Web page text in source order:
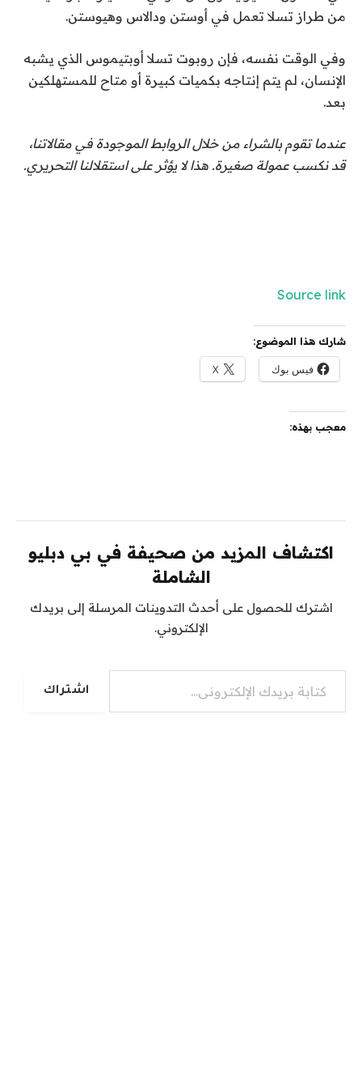
من طراز تسلا تعمل في أوستن ودالاس وهيوستن.
وفي الوقت نفسه، فإن روبوت تسلا أوبتيموس الذي يشبه
الإنسان، لم يتم إنتاجه بكميات كبيرة أو متاح للمستهلكين
بعد.
عندما تقوم بالشراء من خلال الروابط الموجودة في مقالاتنا،
قد نكسب عمولة صغيرة. هذا لا يؤثر على استقلالنا التحريري.
Source link
شارك هذا الموضوع:
فيس بوك X
معجب بهذه:
اكتشاف المزيد من صحيفة في بي دبليو
الشاملة
اشترك للحصول على أحدث التدوينات المرسلة إلى بريدك
الإلكتروني.
كتابة بريدك الإلكتروني...
اشتراك